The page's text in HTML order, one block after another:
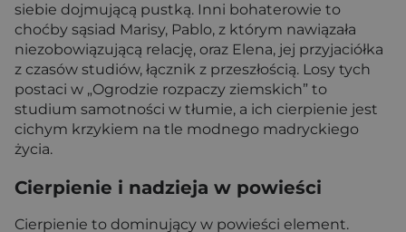
siebie dojmującą pustką. Inni bohaterowie to
choćby sąsiad Marisy, Pablo, z którym nawiązała
niezobowiązującą relację, oraz Elena, jej przyjaciółka
z czasów studiów, łącznik z przeszłością. Losy tych
postaci w „Ogrodzie rozpaczy ziemskich” to
studium samotności w tłumie, a ich cierpienie jest
cichym krzykiem na tle modnego madryckiego
życia.
Cierpienie i nadzieja w powieści
Cierpienie to dominujący w powieści element.